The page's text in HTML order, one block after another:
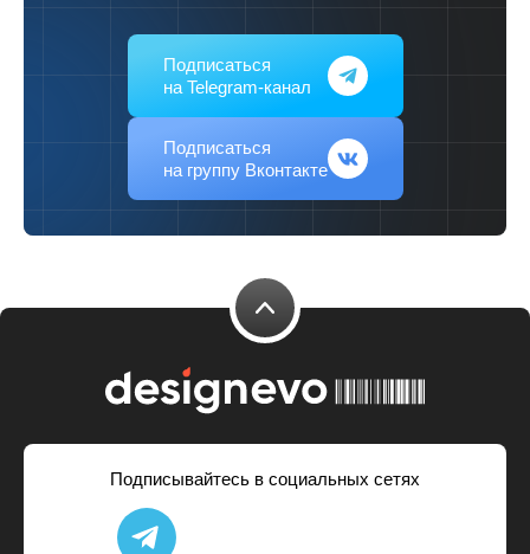
Подписаться
на Telegram-канал
Подписаться
на группу Вконтакте
Подписывайтесь в социальных сетях